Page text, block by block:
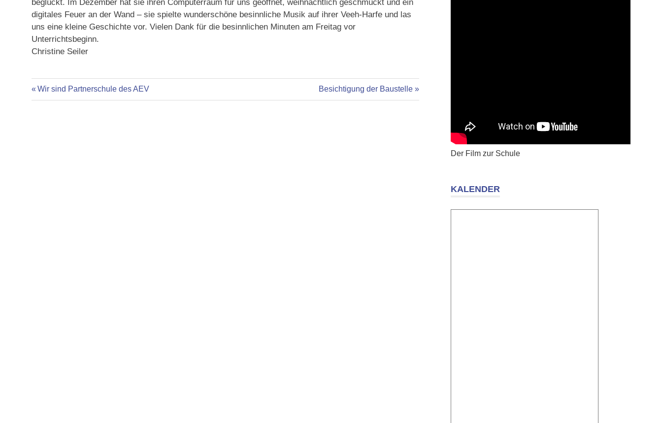
beglückt. Im Dezember hat sie ihren Computerraum für uns geöffnet, weihnachtlich geschmückt und ein
digitales Feuer an der Wand – sie spielte wunderschöne besinnliche Musik auf ihrer Veeh-Harfe und las
uns eine kleine Geschichte vor. Vielen Dank für die besinnlichen Minuten am Freitag vor
Unterrichtsbeginn.
Christine Seiler
Beitragsnavigation
Vorheriger
Beitrag:
Wir sind Partnerschule des AEV
Nächster
Beitrag:
Besichtigung der Baustelle
Der Film zur Schule
KALENDER